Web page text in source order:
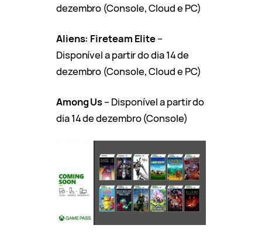
dezembro (Console, Cloud e PC)
Aliens: Fireteam Elite–
Disponível a partir do dia 14 de
dezembro (Console, Cloud e PC)
Among Us– Disponível a partir do
dia 14 de dezembro (Console)